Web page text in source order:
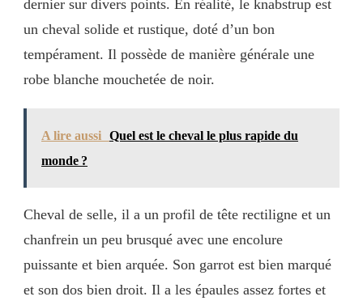
dernier sur divers points. En réalité, le knabstrup est
un cheval solide et rustique, doté d’un bon
tempérament. Il possède de manière générale une
robe blanche mouchetée de noir.
A lire aussi Quel est le cheval le plus rapide du
monde ?
Cheval de selle, il a un profil de tête rectiligne et un
chanfrein un peu brusqué avec une encolure
puissante et bien arquée. Son garrot est bien marqué
et son dos bien droit. Il a les épaules assez fortes et